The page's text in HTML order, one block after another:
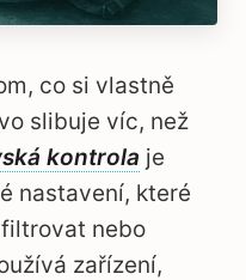
co si vlastně
slibuje víc, než
kontrola je
nastavení, které
nebo
zařízení,